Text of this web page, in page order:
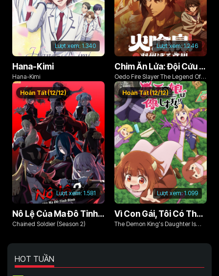
Lượt xem: 1.340
Hana-Kimi
Hana-Kimi
Lượt xem:1.246
Chim Ăn Lửa: Đội Cứu Hỏa Rách Rưới Vùng Ushu
Oedo Fire Slayer The Legend Of
Phoenix
Lượt xem: 1.581
Hoàn Tất (12/12)
Nô Lệ Của Ma Đô Tinh Binh (Phần 2)
Chained Soldier (Season 2)
Lượt xem:1.099
Hoàn Tất (12/12)
Vì Con Gái, Tôi Có Thể Đánh Bại Cả Ma Vương
The Demon King's Daughter Is
HOT TUẦN